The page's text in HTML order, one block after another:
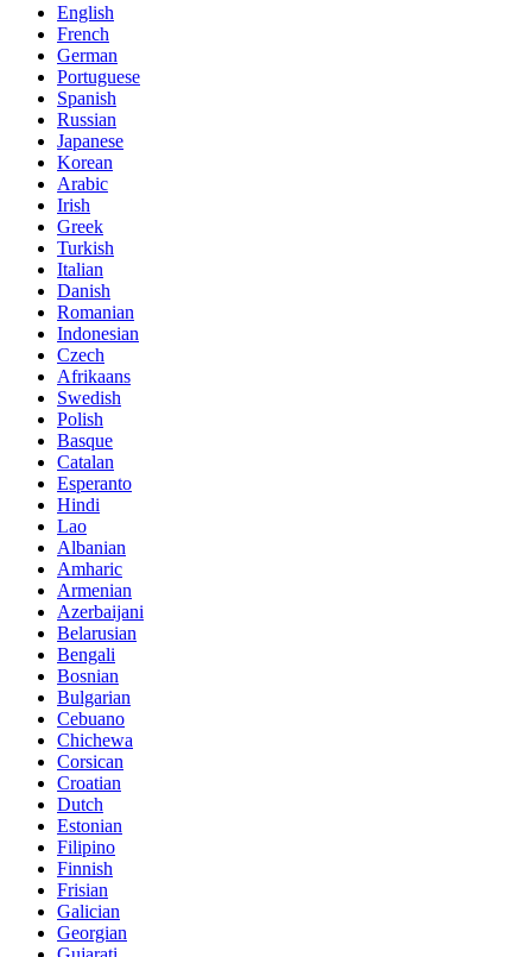
English
French
German
Portuguese
Spanish
Russian
Japanese
Korean
Arabic
Irish
Greek
Turkish
Italian
Danish
Romanian
Indonesian
Czech
Afrikaans
Swedish
Polish
Basque
Catalan
Esperanto
Hindi
Lao
Albanian
Amharic
Armenian
Azerbaijani
Belarusian
Bengali
Bosnian
Bulgarian
Cebuano
Chichewa
Corsican
Croatian
Dutch
Estonian
Filipino
Finnish
Frisian
Galician
Georgian